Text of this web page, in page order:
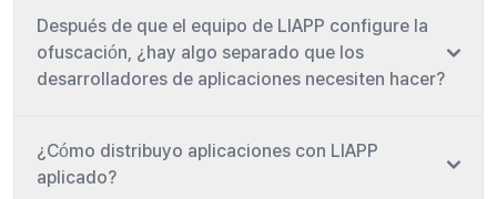
Después de que el equipo de LIAPP configure la
ofuscación, ¿hay algo separado que los
desarrolladores de aplicaciones necesiten hacer?
¿Cómo distribuyo aplicaciones con LIAPP
aplicado?